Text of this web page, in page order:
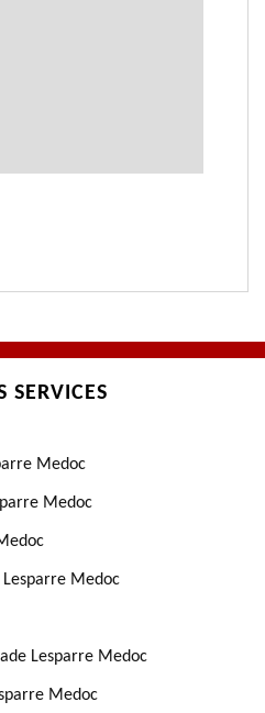
SERVICES
Medoc
Medoc
Medoc
Lesparre Medoc
Medoc